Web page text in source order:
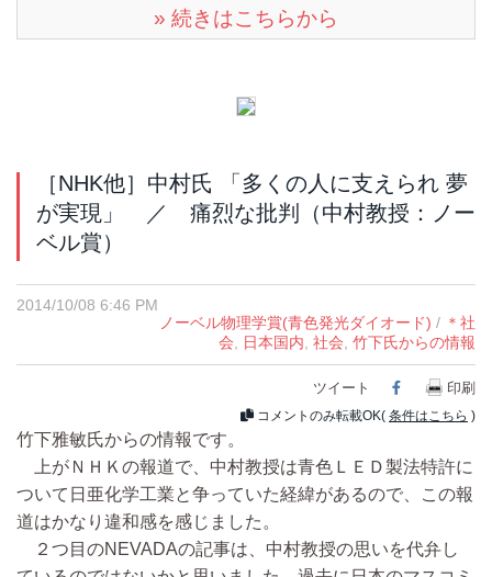
» 続きはこちらから
［NHK他］中村氏 「多くの人に支えられ 夢
が実現」 ／ 痛烈な批判（中村教授：ノー
ベル賞）
2014/10/08 6:46 PM
ノーベル物理学賞(青色発光ダイオード) / ＊社
会
日本国内 社会 竹下氏からの情報
ツイート Facebook
印刷
コメントのみ転載OK( 条件はこちら )
竹下雅敏氏からの情報です。
上がＮＨＫの報道で、中村教授は青色ＬＥＤ製法特許に
ついて日亜化学工業と争っていた経緯があるので、この報
道はかなり違和感を感じました。
２つ目のNEVADAの記事は、中村教授の思いを代弁し